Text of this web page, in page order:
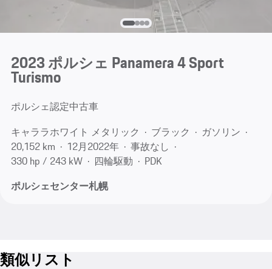
2023 ポルシェ Panamera 4 Sport
Turismo
ポルシェ認定中古車
キャララホワイト メタリック
ブラック
ガソリン
20,152 km
12月​2022年
事故なし
330 hp / 243 kW
四輪駆動
PDK
ポルシェセンター札幌
類似リスト